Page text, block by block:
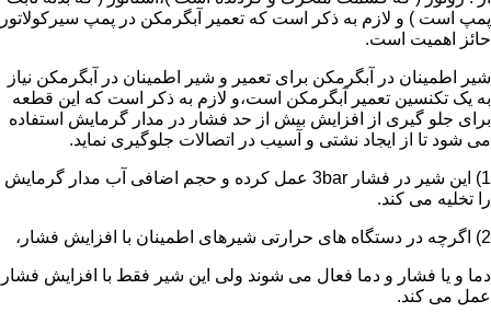
پمپ است ) و لازم به ذکر است که تعمیر آبگرمکن در پمپ سیرکولاتور
حائز اهمیت است.
شیر اطمینان در آبگرمکن برای تعمیر و شیر اطمینان در آبگرمکن نیاز
به یک تکنسین تعمیر آبگرمکن است،و لازم به ذکر است که این قطعه
برای جلو گیری از افزایش بیش از حد فشار در مدار گرمایش استفاده
می شود تا از ایجاد نشتی و آسیب در اتصالات جلوگیری نماید.
1) این شیر در فشار 3bar عمل کرده و حجم اضافی آب مدار گرمایش
را تخلیه می کند.
2) اگرچه در دستگاه های حرارتی شیرهای اطمینان با افزایش فشار،
دما و یا فشار و دما فعال می شوند ولی این شیر فقط با افزایش فشار
عمل می کند.